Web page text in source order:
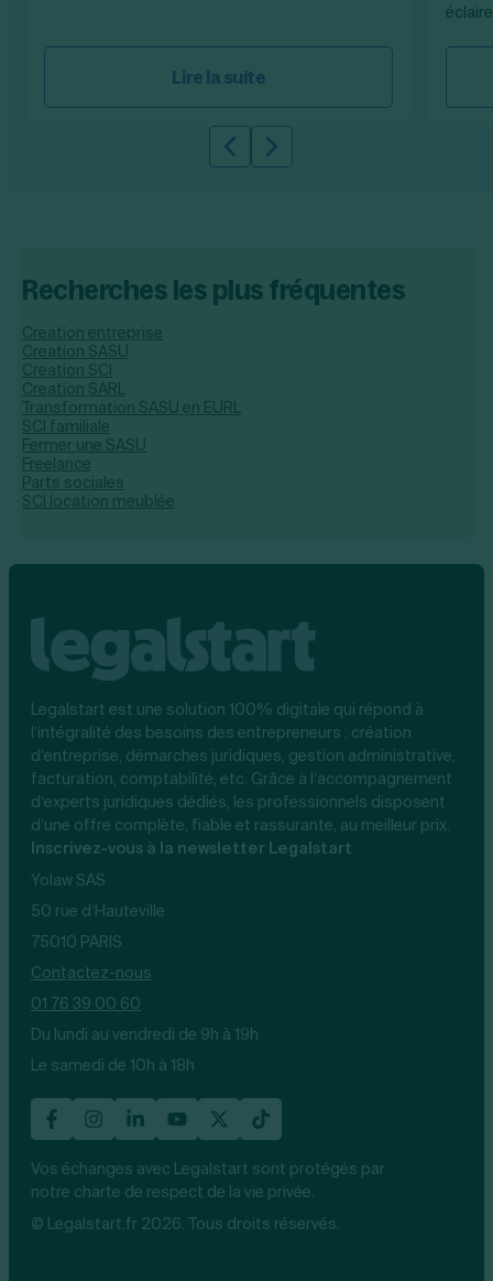
Lire la suite
Slide précédente
Slide suivante
Recherches les plus fréquentes
Creation entreprise
Creation SASU
Creation SCI
Creation SARL
Transformation SASU en EURL
SCI familiale
Fermer une SASU
Freelance
Parts sociales
SCI location meublée
Legalstart est une solution 100% digitale qui répond à
l’intégralité des besoins des entrepreneurs : création
d’entreprise, démarches juridiques, gestion administrative,
facturation, comptabilité, etc. Grâce à l’accompagnement
d’experts juridiques dédiés, les professionnels disposent
d’une offre complète, fiable et rassurante, au meilleur prix.
Inscrivez-vous à la newsletter Legalstart
Yolaw SAS
50 rue d’Hauteville
75010 PARIS
Contactez-nous
01 76 39 00 60
Du lundi au vendredi de 9h à 19h
Le samedi de 10h à 18h
Vos échanges avec Legalstart sont protégés par
notre charte de respect de la vie privée.
© Legalstart.fr 2026. Tous droits réservés.